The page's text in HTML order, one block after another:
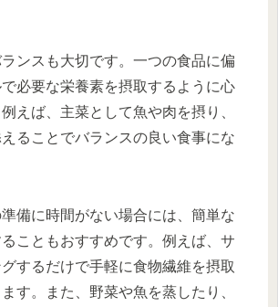
ンスも大切です。一つの食品に偏
必要な栄養素を摂取するように心
えば、主菜として魚や肉を摂り、
ることでバランスの良い食事にな
備に時間がない場合には、簡単な
こともおすすめです。例えば、サ
するだけで手軽に食物繊維を摂取
す。また、野菜や魚を蒸したり、